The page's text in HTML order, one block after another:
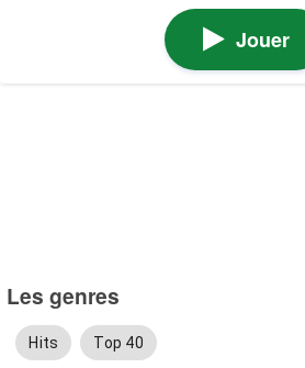
Jouer
Les genres
Hits Top 40